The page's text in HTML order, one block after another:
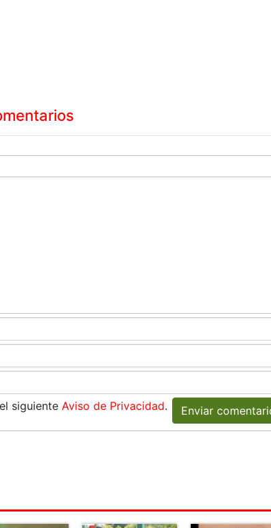
siguiente Aviso de Privacidad. Enviar